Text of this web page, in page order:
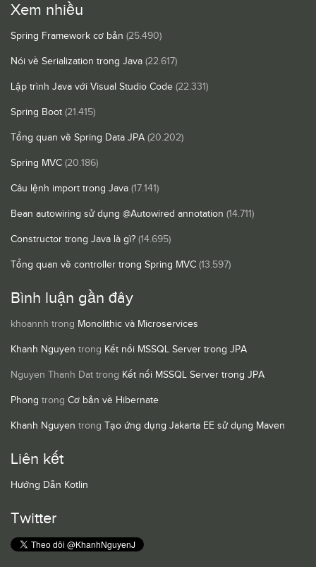
Xem nhiều
Spring Framework cơ bản (25.490)
Nói về Serialization trong Java (22.617)
Lập trình Java với Visual Studio Code (22.331)
Spring Boot (21.415)
Tổng quan về Spring Data JPA (20.202)
Spring MVC (20.186)
Câu lệnh import trong Java (17.141)
Bean autowiring sử dụng @Autowired annotation (14.711)
Constructor trong Java là gì? (14.695)
Tổng quan về controller trong Spring MVC (13.597)
Bình luận gần đây
khoannh trong Monolithic và Microservices
Khanh Nguyen trong Kết nối MSSQL Server trong JPA
Nguyen Thanh Dat trong Kết nối MSSQL Server trong JPA
Phong trong Cơ bản về Hibernate
Khanh Nguyen trong Tạo ứng dụng Jakarta EE sử dụng Maven
Liên kết
Hướng Dẫn Kotlin
Twitter